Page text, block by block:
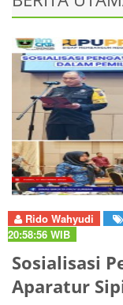
Rido Wahyudi
20:58:56 WIB
Sosialisasi
Aparatur